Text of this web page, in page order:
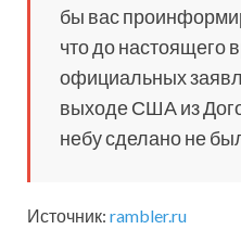
бы вас
что до настоящего
официальных
выходе США из
небу сделано не
Источник: rambler.ru